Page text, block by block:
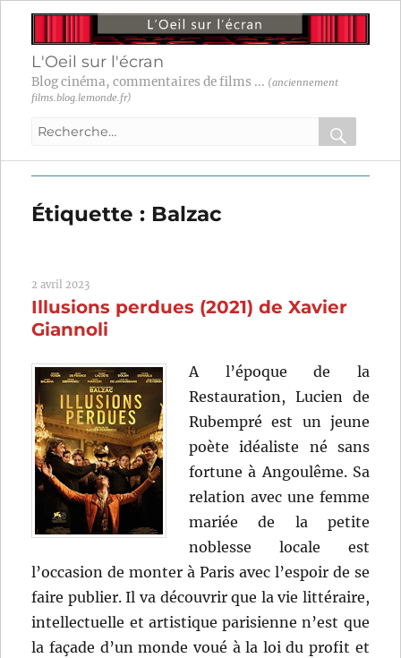
L'Oeil sur l'écran
Blog cinéma, commentaires de films ... (anciennement
films.blog.lemonde.fr)
Recherche
:
OK
Étiquette : Balzac
2 avril 2023
Illusions perdues (2021) de Xavier
Giannoli
A l’époque de la
Restauration, Lucien de
Rubempré est un jeune
poète idéaliste né sans
fortune à Angoulême. Sa
relation avec une femme
mariée de la petite
noblesse locale est
l’occasion de monter à Paris avec l’espoir de se
faire publier. Il va découvrir que la vie littéraire,
intellectuelle et artistique parisienne n’est que
la façade d’un monde voué à la loi du profit et